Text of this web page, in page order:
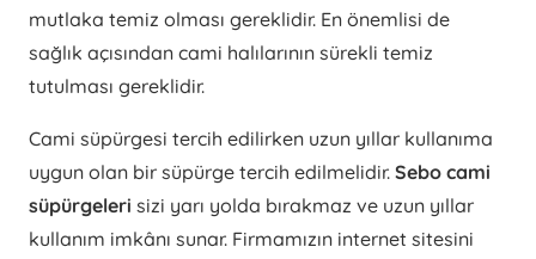
mutlaka temiz olması gereklidir. En önemlisi de
sağlık açısından cami halılarının sürekli temiz
tutulması gereklidir.
Cami süpürgesi tercih edilirken uzun yıllar kullanıma
uygun olan bir süpürge tercih edilmelidir. Sebo cami
süpürgeleri sizi yarı yolda bırakmaz ve uzun yıllar
kullanım imkânı sunar. Firmamızın internet sitesini